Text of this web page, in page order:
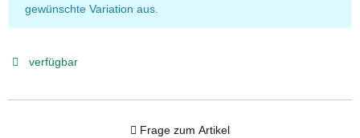
gewünschte Variation aus.
verfügbar
Frage zum Artikel